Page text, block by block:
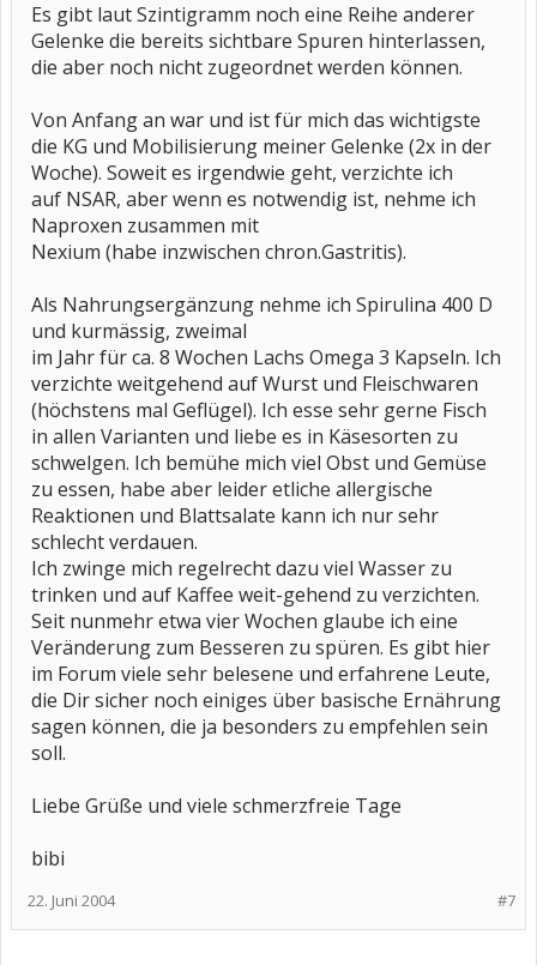
Es gibt laut Szintigramm noch eine Reihe anderer
Gelenke die bereits sichtbare Spuren hinterlassen,
die aber noch nicht zugeordnet werden können.
Von Anfang an war und ist für mich das wichtigste
die KG und Mobilisierung meiner Gelenke (2x in der
Woche). Soweit es irgendwie geht, verzichte ich
auf NSAR, aber wenn es notwendig ist, nehme ich
Naproxen zusammen mit
Nexium (habe inzwischen chron.Gastritis).
Als Nahrungsergänzung nehme ich Spirulina 400 D
und kurmässig, zweimal
im Jahr für ca. 8 Wochen Lachs Omega 3 Kapseln. Ich
verzichte weitgehend auf Wurst und Fleischwaren
(höchstens mal Geflügel). Ich esse sehr gerne Fisch
in allen Varianten und liebe es in Käsesorten zu
schwelgen. Ich bemühe mich viel Obst und Gemüse
zu essen, habe aber leider etliche allergische
Reaktionen und Blattsalate kann ich nur sehr
schlecht verdauen.
Ich zwinge mich regelrecht dazu viel Wasser zu
trinken und auf Kaffee weit-gehend zu verzichten.
Seit nunmehr etwa vier Wochen glaube ich eine
Veränderung zum Besseren zu spüren. Es gibt hier
im Forum viele sehr belesene und erfahrene Leute,
die Dir sicher noch einiges über basische Ernährung
sagen können, die ja besonders zu empfehlen sein
soll.
Liebe Grüße und viele schmerzfreie Tage
bibi
#7
22. Juni 2004